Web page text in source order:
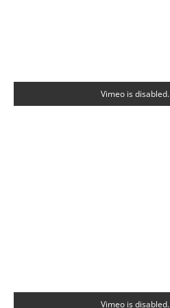
Vimeo is disabled.
Vimeo is disabled.